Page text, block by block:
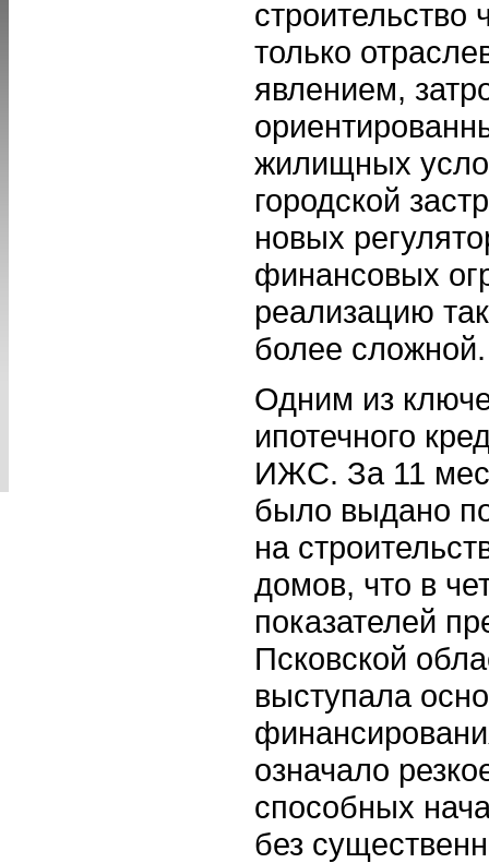
строительство
только
явлением,
жилищных
городской
новых
финансовых
реализацию
более сложной.
Одним из
ипотечного
ИЖС. За 11
было выдано
на
домов, что в
показателей
Псковской
выступала
означало
способных
без